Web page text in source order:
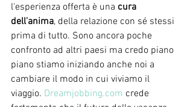
l'esperienza offerta è una cura
dell'anima, della relazione con sé stessi
prima di tutto. Sono ancora poche
confronto ad altri paesi ma credo piano
piano stiamo iniziando anche noi a
cambiare il modo in cui viviamo il
viaggio. Dreamjobbing.com crede